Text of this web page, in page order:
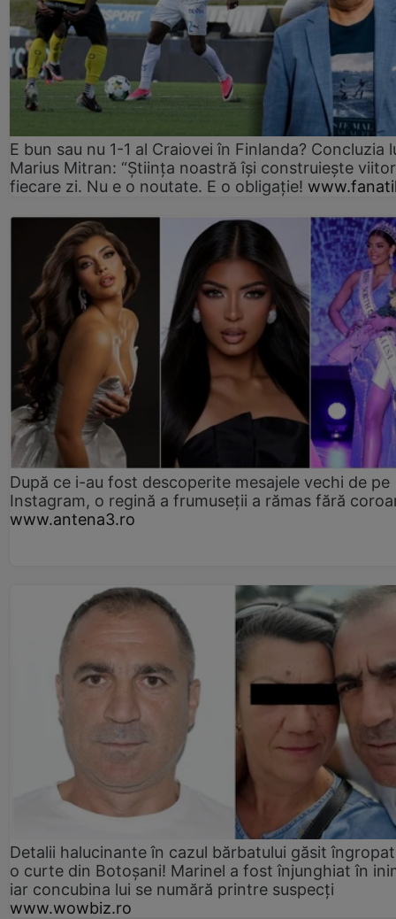
E bun sau nu 1-1 al Craiovei în Finlanda? Concluzia
Marius Mitran: “Știința noastră își construiește
fiecare zi. Nu e o noutate. E o obligație!
După ce i-au fost descoperite mesajele vechi de pe
Instagram, o regină a frumuseții a rămas fără
www.antena3.ro
Detalii halucinante în cazul bărbatului găsit
o curte din Botoșani! Marinel a fost înjunghiat în
iar concubina lui se numără printre suspecți
www.wowbiz.ro